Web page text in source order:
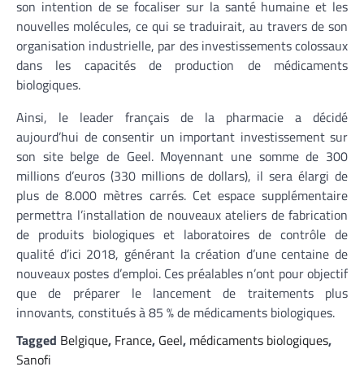
son intention de se focaliser sur la santé humaine et les
nouvelles molécules, ce qui se traduirait, au travers de son
organisation industrielle, par des investissements colossaux
dans les capacités de production de médicaments
biologiques.
Ainsi, le leader français de la pharmacie a décidé
aujourd’hui de consentir un important investissement sur
son site belge de Geel. Moyennant une somme de 300
millions d’euros (330 millions de dollars), il sera élargi de
plus de 8.000 mètres carrés. Cet espace supplémentaire
permettra l’installation de nouveaux ateliers de fabrication
de produits biologiques et laboratoires de contrôle de
qualité d’ici 2018, générant la création d’une centaine de
nouveaux postes d’emploi. Ces préalables n’ont pour objectif
que de préparer le lancement de traitements plus
innovants, constitués à 85 % de médicaments biologiques.
Tagged Belgique, France, Geel, médicaments biologiques,
Sanofi